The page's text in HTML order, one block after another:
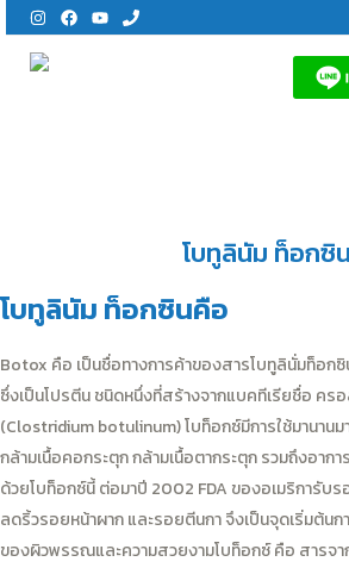
content
โบทูลินัม ท็อกซิน
โบทูลินัม ท็อกซินคือ
Botox คือ เป็นชื่อทางการค้าของสารโบทูลินั่มท็อก
ซึ่งเป็นโปรตีน ชนิดหนึ่งที่สร้างจากแบคทีเรียชื่อ คร
(Clostridium botulinum) โบท็อกซ์มีการใช้มานานม
กล้ามเนื้อคอกระตุก กล้ามเนื้อตากระตุก รวมถึงอากา
ด้วยโบท็อกซ์นี้ ต่อมาปี 2002 FDA ของอเมริการับร
ลดริ้วรอยหน้าผาก และรอยตีนกา จึงเป็นจุดเริ่มต้นก
ของผิวพรรณและความสวยงามโบท็อกซ์ คือ สารจา